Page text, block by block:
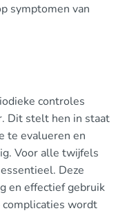
symptomen van
controles
Dit stelt hen in staat
te evalueren en
Voor alle twijfels
Deze
en effectief gebruik
complicaties wordt